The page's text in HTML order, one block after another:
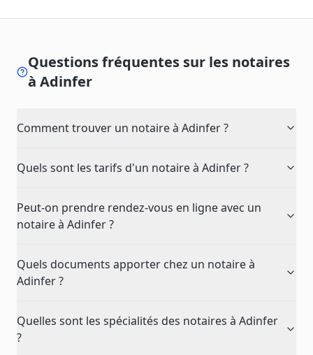
Questions fréquentes sur les notaires
àAdinfer
Comment trouver un notaire à Adinfer ?
Quels sont les tarifs d'un notaire à Adinfer ?
Peut-on prendre rendez-vous en ligne avec un
notaire à Adinfer ?
Quels documents apporter chez un notaire à
Adinfer ?
Quelles sont les spécialités des notaires à Adinfer
?